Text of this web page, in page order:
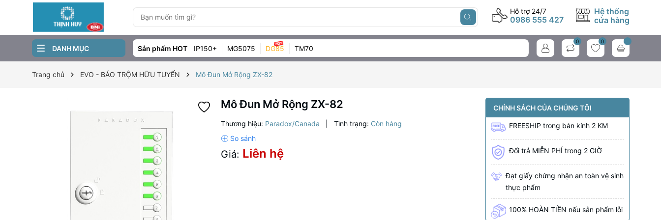
Hỗ trợ 24/7
0986 555 427
Hệ thống
cửa hàng
DANH MỤC Sản phẩm HOT IP150+ MG5075 DG85 TM70
0 0
Trang chủ EVO - BÁO TRỘM HỮU TUYẾN Mô Đun Mở Rộng ZX-82
Mô Đun Mở Rộng ZX-82
Thương hiệu: Paradox/Canada Tình trạng: Còn hàng
Giá: Liên hệ
CHÍNH SÁCH CỦA CHÚNG TÔI
FREESHIP trong bán kính 2 KM
Đổi trả MIỄN PHÍ trong 2 GIỜ
Đạt giấy chứng nhận an toàn vệ sinh
thực phẩm
100% HOÀN TIỀN nếu sản phẩm lỗi